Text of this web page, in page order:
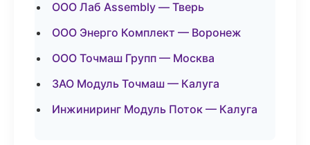
ООО Лаб Assembly — Тверь
ООО Энерго Комплект — Воронеж
ООО Точмаш Групп — Москва
ЗАО Модуль Точмаш — Калуга
Инжиниринг Модуль Поток — Калуга